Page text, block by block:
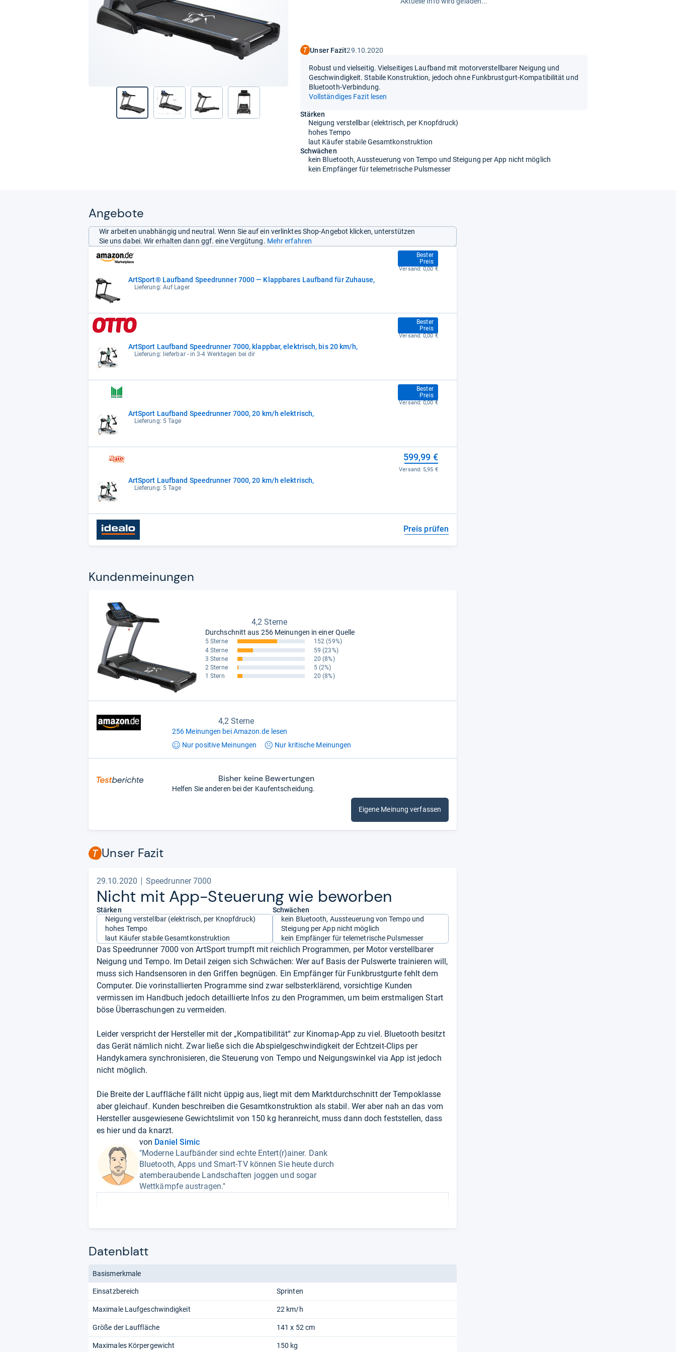
Unser Fazit29.10.2020
Robust und vielseitig. Vielseitiges Laufband mit motorverstellbarer Neigung und
Geschwindigkeit. Stabile Konstruktion, jedoch ohne Funkbrustgurt-Kompatibilität und
Bluetooth-Verbindung.
Vollständiges Fazit lesen
Stärken
Neigung verstellbar (elektrisch, per Knopfdruck)
hohes Tempo
laut Käufer stabile Gesamtkonstruktion
Schwächen
kein Bluetooth, Aussteuerung von Tempo und Steigung per App nicht möglich
kein Empfänger für telemetrische Pulsmesser
Angebote
Wir arbeiten unabhängig und neutral. Wenn Sie auf ein verlinktes Shop-Angebot klicken, unterstützen
Sie uns dabei. Wir erhalten dann ggf. eine Vergütung. Mehr erfahren
ArtSport® Laufband Speedrunner 7000 — Klappbares Laufband für Zuhause,
Lieferung: Auf Lager
Bester
Preis
599,99 €
Versand:0,00 €
ArtSport Laufband Speedrunner 7000, klappbar, elektrisch, bis 20 km/h,
Lieferung: lieferbar - in 3-4 Werktagen bei dir
Bester
Preis
599,99 €
Versand:0,00 €
ArtSport Laufband Speedrunner 7000, 20 km/h elektrisch,
Lieferung: 5 Tage
Bester
Preis
599,99 €
Versand:0,00 €
ArtSport Laufband Speedrunner 7000, 20 km/h elektrisch,
Lieferung: 5 Tage
599,99 €
Versand: 5,95 €
Preis prüfen
Kun­den­mei­nun­gen
4,2 Sterne
Durchschnitt aus 256 Meinungen in einer Quelle
5 Sterne 152 (59%)
4 Sterne
59 (23%)
3 Sterne
20 (8%)
2 Sterne
5 (2%)
1 Stern
20 (8%)
4,2 Sterne
256 Meinungen bei Amazon.de lesen
Nur positive Meinungen Nur kritische Meinungen
Bisher keine Bewertungen
Helfen Sie anderen bei der Kaufentscheidung.
Eigene Meinung verfassen
Unser Fazit
29.10.2020 Speedrunner 7000
Nicht mit App-​Steue­rung wie bewor­ben
Stärken
Neigung verstellbar (elektrisch, per Knopfdruck)
hohes Tempo
laut Käufer stabile Gesamtkonstruktion
Schwächen
kein Bluetooth, Aussteuerung von Tempo und
Steigung per App nicht möglich
kein Empfänger für telemetrische Pulsmesser
Das Speedrunner 7000 von ArtSport trumpft mit reichlich Programmen, per Motor verstellbarer
Neigung und Tempo. Im Detail zeigen sich Schwächen: Wer auf Basis der Pulswerte trainieren will,
muss sich Handsensoren in den Griffen begnügen. Ein Empfänger für Funkbrustgurte fehlt dem
Computer. Die vorinstallierten Programme sind zwar selbsterklärend, vorsichtige Kunden
vermissen im Handbuch jedoch detaillierte Infos zu den Programmen, um beim erstmaligen Start
böse Überraschungen zu vermeiden.
Leider verspricht der Hersteller mit der „Kompatibilität“ zur Kinomap-App zu viel. Bluetooth besitzt
das Gerät nämlich nicht. Zwar ließe sich die Abspielgeschwindigkeit der Echtzeit-Clips per
Handykamera synchronisieren, die Steuerung von Tempo und Neigungswinkel via App ist jedoch
nicht möglich.
Die Breite der Lauffläche fällt nicht üppig aus, liegt mit dem Marktdurchschnitt der Tempoklasse
aber gleichauf. Kunden beschreiben die Gesamtkonstruktion als stabil. Wer aber nah an das vom
Hersteller ausgewiesene Gewichtslimit von 150 kg heranreicht, muss dann doch feststellen, dass
es hier und da knarzt.
von Daniel Simic
"Moderne Laufbänder sind echte Entert(r)ainer. Dank
Bluetooth, Apps und Smart-TV können Sie heute durch
atemberaubende Landschaften joggen und sogar
Wettkämpfe austragen."
Datenblatt
Basismerkmale
Einsatzbereich Sprinten
Maximale Laufgeschwindigkeit 22 km/h
Größe der Lauffläche 141 x 52 cm
Maximales Körpergewicht 150 kg